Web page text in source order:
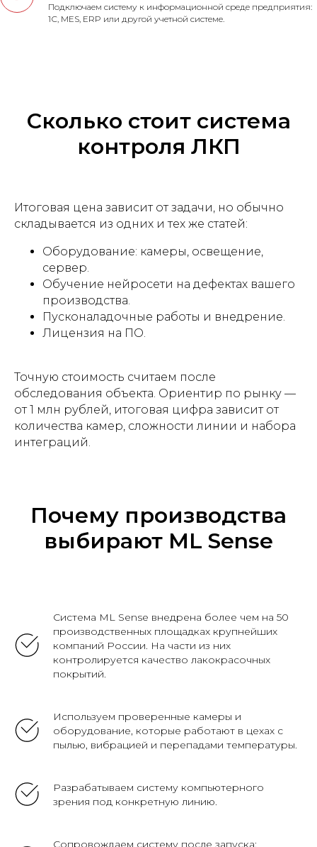
Подключаем систему к информационной среде предприятия:
1С, MES, ERP или другой учетной системе.
Сколько стоит система
контроля ЛКП
Итоговая цена зависит от задачи, но обычно
складывается из одних и тех же статей:
Оборудование: камеры, освещение,
сервер.
Обучение нейросети на дефектах вашего
производства.
Пусконаладочные работы и внедрение.
Лицензия на ПО.
Точную стоимость считаем после
обследования объекта. Ориентир по рынку —
от 1 млн рублей, итоговая цифра зависит от
количества камер, сложности линии и набора
интеграций.
Почему производства
выбирают ML Sense
Система ML Sense внедрена более чем на 50
производственных площадках крупнейших
компаний России. На части из них
контролируется качество лакокрасочных
покрытий.
Используем проверенные камеры и
оборудование, которые работают в цехах с
пылью, вибрацией и перепадами температуры.
Разрабатываем систему компьютерного
зрения под конкретную линию.
Сопровождаем систему после запуска: